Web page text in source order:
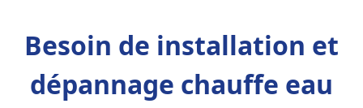
Besoin de installation et
dépannage chauffe eau